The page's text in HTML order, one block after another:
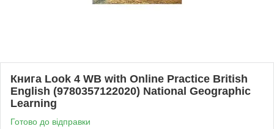
Книга Look 4 WB with Online Practice British
English (9780357122020) National Geographic
Learning
Готово до відправки